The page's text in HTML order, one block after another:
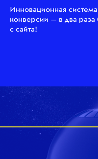
Инновационная
конверсии — в два раза
с сайта!